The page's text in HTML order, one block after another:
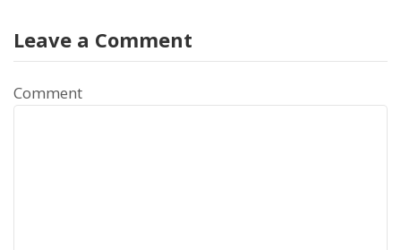
Leave a Comment
Comment